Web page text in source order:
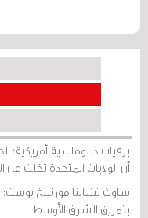
برقيات دبلوماسية أمريكية:
أن الولايات المتحدة تخلت عن
ساوث تشاينا مورنينغ بوست:
بتمزيق الشرق الأوسط